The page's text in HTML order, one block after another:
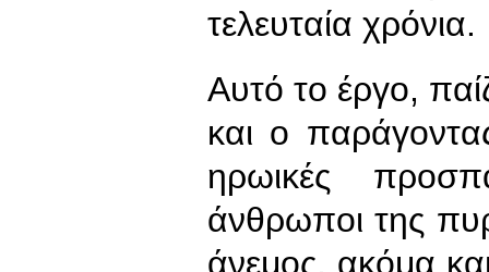
τελευταία χρόνια.
Αυτό το έργο,
και ο
ηρωικές
άνθρωποι της
άνεμος, ακόμα